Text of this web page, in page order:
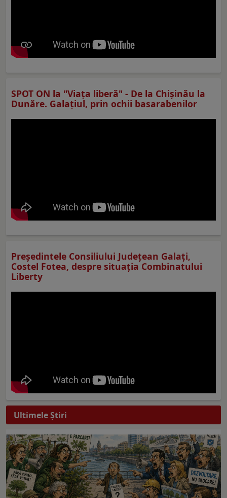
SPOT ON la "Viaţa liberă" - De la Chișinău la
Dunăre. Galațiul, prin ochii basarabenilor
Preşedintele Consiliului Judeţean Galaţi,
Costel Fotea, despre situaţia Combinatului
Liberty
Ultimele Ştiri